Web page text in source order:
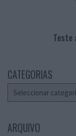
Teste
CATEGORIAS
Categorias
ARQUIVO